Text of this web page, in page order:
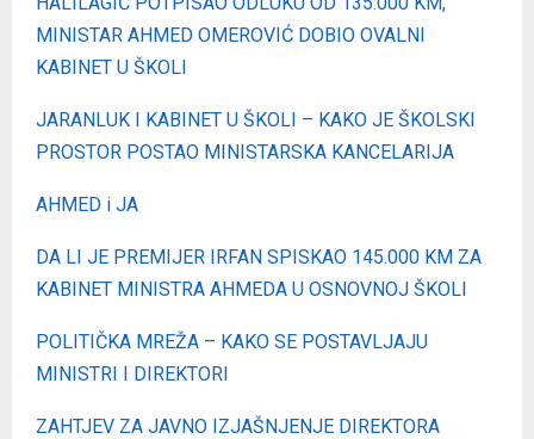
MINISTAR AHMED OMEROVIĆ DOBIO OVALNI
KABINET U ŠKOLI
JARANLUK I KABINET U ŠKOLI – KAKO JE ŠKOLSKI
PROSTOR POSTAO MINISTARSKA KANCELARIJA
AHMED i JA
DA LI JE PREMIJER IRFAN SPISKAO 145.000 KM ZA
KABINET MINISTRA AHMEDA U OSNOVNOJ ŠKOLI
POLITIČKA MREŽA – KAKO SE POSTAVLJAJU
MINISTRI I DIREKTORI
ZAHTJEV ZA JAVNO IZJAŠNJENJE DIREKTORA